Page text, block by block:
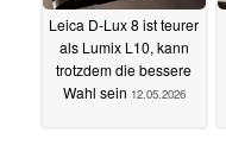
Leica D-Lux 8 ist teurer
als Lumix L10, kann
trotzdem die bessere
Wahl sein 12.05.2026